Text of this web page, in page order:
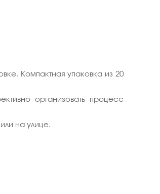
Компактная упаковка из 20
организовать процесс
на улице.